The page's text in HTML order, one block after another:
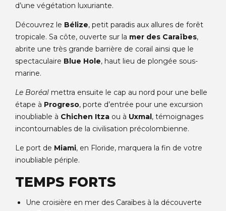
d’une végétation luxuriante.
Découvrez le Bélize, petit paradis aux allures de forêt
tropicale. Sa côte, ouverte sur la mer des Caraïbes,
abrite une très grande barrière de corail ainsi que le
spectaculaire Blue Hole, haut lieu de plongée sous-
marine.
Le Boréal mettra ensuite le cap au nord pour une belle
étape à Progreso, porte d’entrée pour une excursion
inoubliable à Chichen Itza ou à Uxmal, témoignages
incontournables de la civilisation précolombienne.
Le port de Miami, en Floride, marquera la fin de votre
inoubliable périple.
TEMPS FORTS
Une croisière en mer des Caraïbes à la découverte